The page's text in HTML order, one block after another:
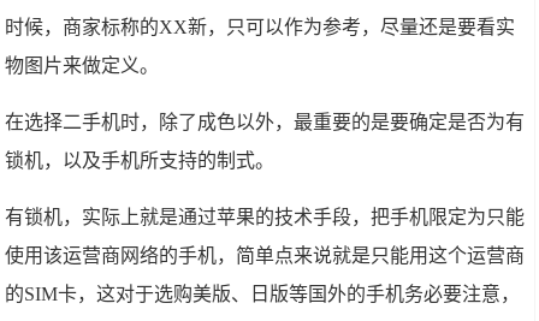
时候，商家标称的XX新，只可以作为参考，尽量还是要看实
物图片来做定义。
在选择二手机时，除了成色以外，最重要的是要确定是否为有
锁机，以及手机所支持的制式。
有锁机，实际上就是通过苹果的技术手段，把手机限定为只能
使用该运营商网络的手机，简单点来说就是只能用这个运营商
的SIM卡，这对于选购美版、日版等国外的手机务必要注意，